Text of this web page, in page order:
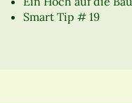
Smart Tip # 19